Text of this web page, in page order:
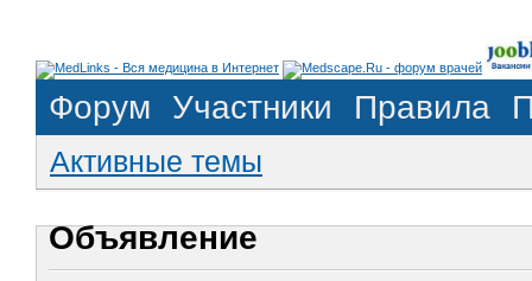
Форум Участники Правила
Активные темы
Объявление